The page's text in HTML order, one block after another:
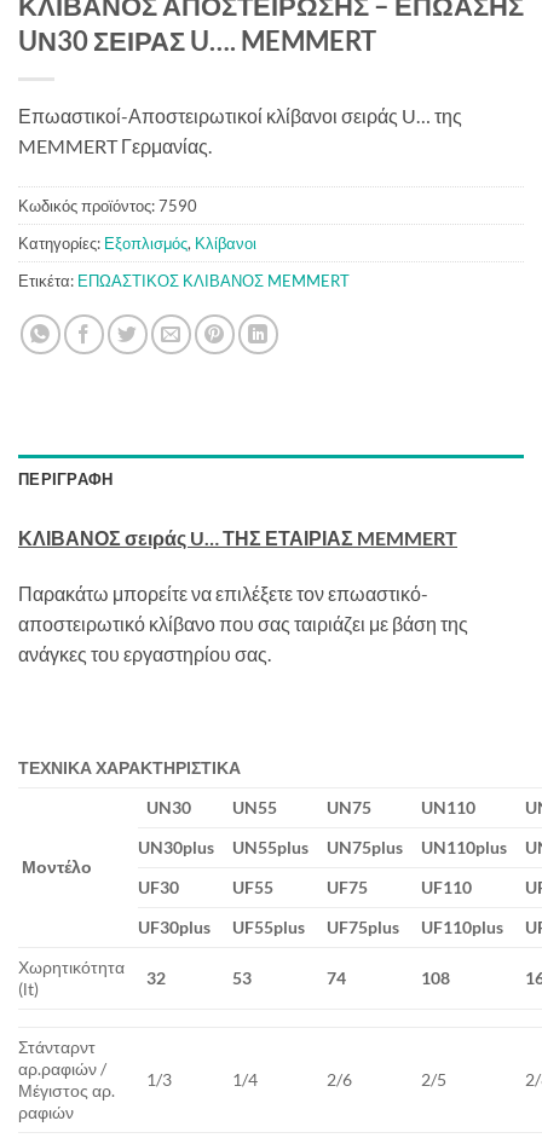
UΝ30 ΣΕΙΡΑΣ U…. MEMMERT
Επωαστικοί-Αποστειρωτικοί κλίβανοι σειράς U… της
MEMMERT Γερμανίας.
Κωδικός προϊόντος:7590
Κατηγορίες: Εξοπλισμός, Κλίβανοι
Ετικέτα: ΕΠΩΑΣΤΙΚΟΣ ΚΛΙΒΑΝΟΣ MEMMERT
ΠΕΡΙΓΡΑΦΉ
ΚΛΙΒΑΝΟΣ σειράς U…ΤΗΣ ΕΤΑΙΡΙΑΣ MEMMERT
Παρακάτω μπορείτε να επιλέξετε τον επωαστικό-
αποστειρωτικό κλίβανο που σας ταιριάζει με βάση της
ανάγκες του εργαστηρίου σας.
ΤΕΧΝΙΚΑ ΧΑΡΑΚΤΗΡΙΣΤΙΚΑ
Μοντέλο
UN30 UN55 UN75 UN110
UN30plus
UN55plus UN75plus UN110plus
UF30
UF55 UF75 UF110
UF30plus
UF55plus UF75plus UF110plus
Χωρητικότητα
(lt)
32 53 74 108
Στάνταρντ
αρ.ραφιών /
Μέγιστος αρ.
ραφιών
1/3 1/4 2/6 2/5